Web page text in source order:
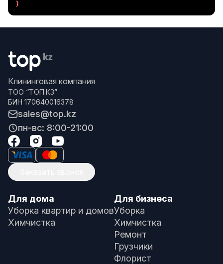
}
Клининговая компания
ТОО “ТОП.КЗ”
БИН 170640016378
sales@top.kz
пн-вс: 8:00-21:00
Для дома
Уборка квартир и домов
Химчистка
Для бизнеса
Уборка
Химчистка
Ремонт
Грузчики
Флорист